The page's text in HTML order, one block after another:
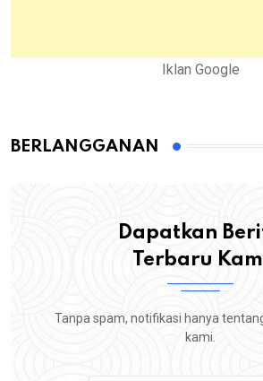
Iklan Google
BERLANGGANAN
Dapatkan
Terbaru
Tanpa spam, notifikasi hanya
kami.